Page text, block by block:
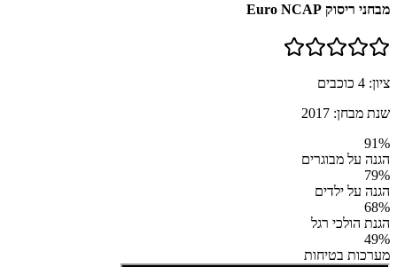
מבחני ריסוק Euro NCAP
ציון: 4 כוכבים
שנת מבחן: 2017
91%
הגנה על מבוגרים
79%
הגנה על ילדים
68%
הגנת הולכי רגל
49%
מערכות בטיחות